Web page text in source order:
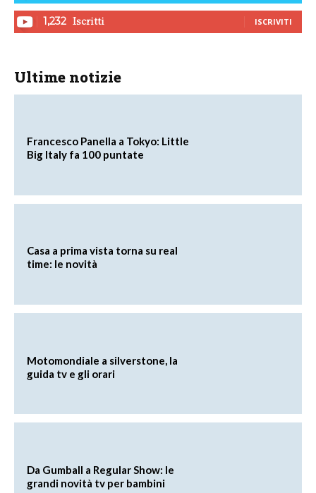
1,232 Iscritti ISCRIVITI
Ultime notizie
Francesco Panella a Tokyo: Little
Big Italy fa 100 puntate
Casa a prima vista torna su real
time: le novità
Motomondiale a silverstone, la
guida tv e gli orari
Da Gumball a Regular Show: le
grandi novità tv per bambini